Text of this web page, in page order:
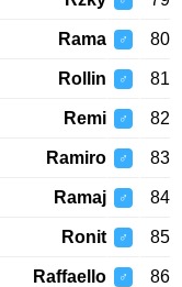
♂
Rama
♂
Rollin
♂
Remi
♂
Ramiro
♂
Ramaj
♂
Ronit
♂
Raffaello